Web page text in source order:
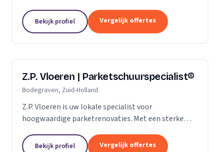
jaren leveren. Of het gaat om een nieuwe vloer of
een...
Bekijk profiel Vergelijk offertes
Z.P. Vloeren | Parketschuurspecialist®
Bodegraven, Zuid-Holland
Z.P. Vloeren is uw lokale specialist voor
hoogwaardige parketrenovaties. Met een sterke
den Rijn en Gouda, bieden we onze diensten aan
Bekijk profiel Vergelijk offertes